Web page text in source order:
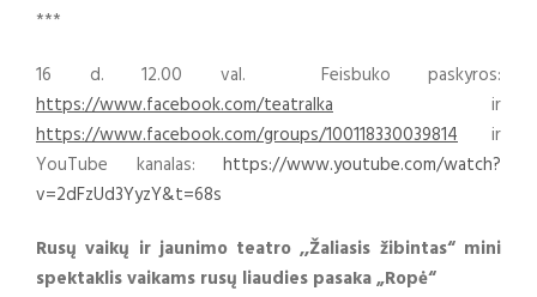
***
16 d. 12.00 val. Feisbuko paskyros:
https://www.facebook.com/teatralka ir
https://www.facebook.com/groups/100118330039814 ir
YouTube kanalas: https://www.youtube.com/watch?
v=2dFzUd3YyzY&t=68s
Rusų vaikų ir jaunimo teatro ,,Žaliasis žibintas“ mini
spektaklis vaikams rusų liaudies pasaka „Ropė“